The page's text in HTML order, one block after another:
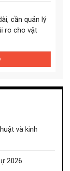
cần quản lý
ro cho vật
và kinh
2026